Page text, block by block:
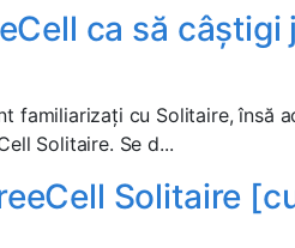
ca să câștigi
familiarizați cu Solitaire, însă
Solitaire. Se d...
Solitaire